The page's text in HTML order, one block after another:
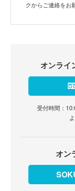
クからご連絡をお
オンライ
受付時間：
オン